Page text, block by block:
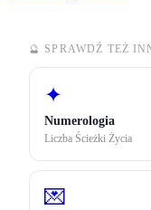
🔮 SPRAWDŹ TEŻ
✦
Numerologia
Liczba Ścieżki Życia
💌